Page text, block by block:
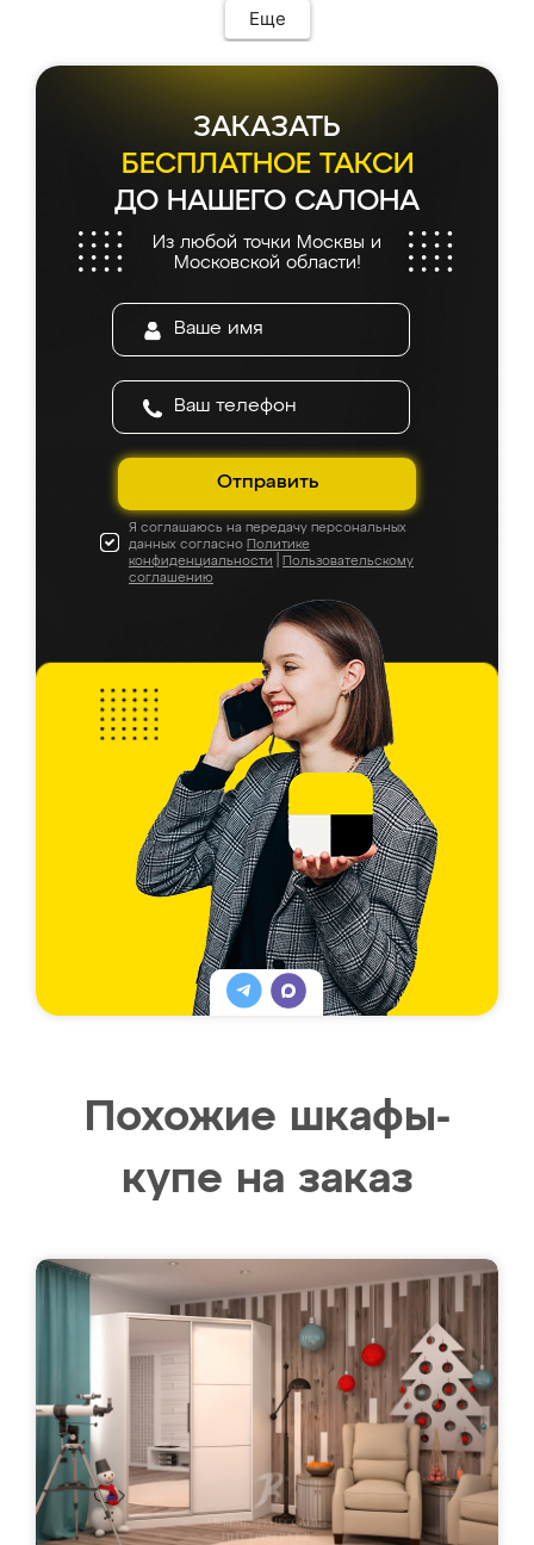
Еще
ЗАКАЗАТЬ
БЕСПЛАТНОЕ ТАКСИ
ДО НАШЕГО САЛОНА
Из любой точки Москвы и
Московской области!
Отправить
Я соглашаюсь на передачу персональных
данных согласно Политике
конфиденциальности
Пользовательскому
соглашению
Похожие шкафы-
купе на заказ